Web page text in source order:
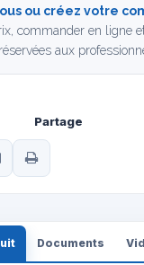
ou créez votre
commander en ligne
aux
Partage
Documents